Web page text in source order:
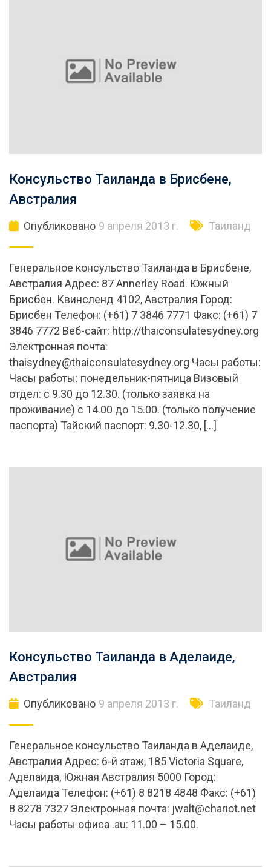
Консульство Таиланда в Брисбене,
Австралия
Опубликовано 9 апреля 2013 г. Таиланд
Генеральное консульство Таиланда в Брисбене,
Австралия Адрес: 87 Annerley Road. Южный
Брисбен. Квинсленд 4102, Австралия Город:
Брисбен Телефон: (+61) 7 3846 7771 Факс: (+61) 7
3846 7772 Веб-сайт: http://thaiconsulatesydney.org
Электронная почта:
thaisydney@thaiconsulatesydney.org Часы работы:
Часы работы: понедельник-пятница Визовый
отдел: с 9.30 до 12.30. (только заявка на
проживание) с 14.00 до 15.00. (только получение
паспорта) Тайский паспорт: 9.30-12.30, […]
Консульство Таиланда в Аделаиде,
Австралия
Опубликовано 9 апреля 2013 г. Таиланд
Генеральное консульство Таиланда в Аделаиде,
Австралия Адрес: 6-й этаж, 185 Victoria Square,
Аделаида, Южная Австралия 5000 Город:
Аделаида Телефон: (+61) 8 8218 4848 Факс: (+61)
8 8278 7327 Электронная почта: jwalt@chariot.net
Часы работы офиса .au: 11.00 – 15.00.